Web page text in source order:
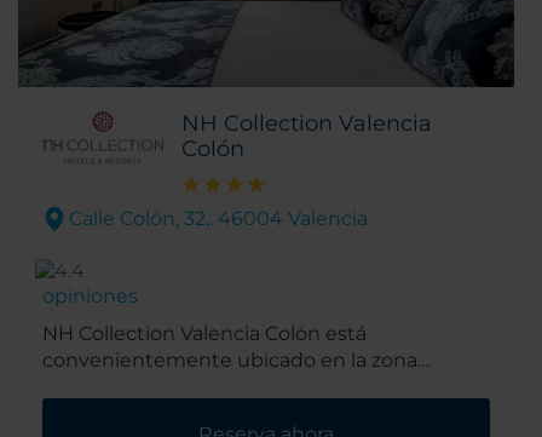
NH Collection Valencia
Colón
Calle Colón, 32,. 46004 Valencia
opiniones
NH Collection Valencia Colón está
convenientemente ubicado en la zona